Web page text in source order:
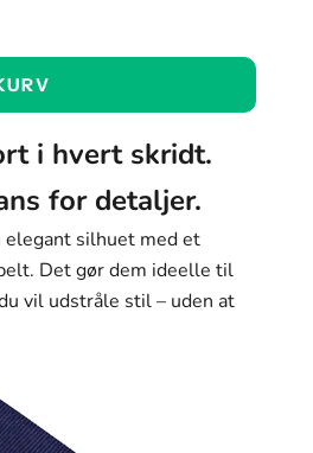
i hvert skridt.
for detaljer.
elegant silhuet med et
Det gør dem ideelle til
vil udstråle stil – uden at